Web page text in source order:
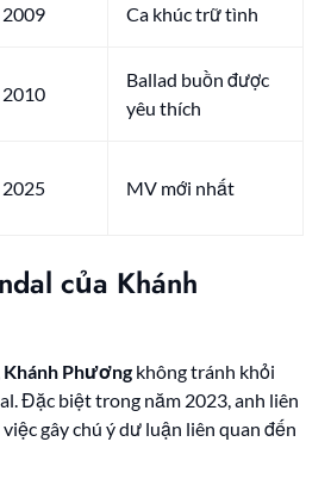
2009 Ca khúc trữ tình
2010
Ballad buồn được
yêu thích
2025 MV mới nhất
của Khánh
Khánh Phương không tránh khỏi
Đặc biệt trong năm 2023, anh liên
gây chú ý dư luận liên quan đến